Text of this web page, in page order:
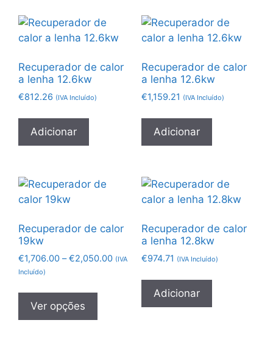
Recuperador de calor
a lenha 12.6kw
€812.26 (IVA Incluído)
Adicionar
Recuperador de calor
a lenha 12.6kw
€1,159.21 (IVA Incluído)
Adicionar
Recuperador de calor
19kw
€1,706.00 – €2,050.00 (IVA
Incluído)
Ver opções
Recuperador de calor
a lenha 12.8kw
€974.71 (IVA Incluído)
Adicionar